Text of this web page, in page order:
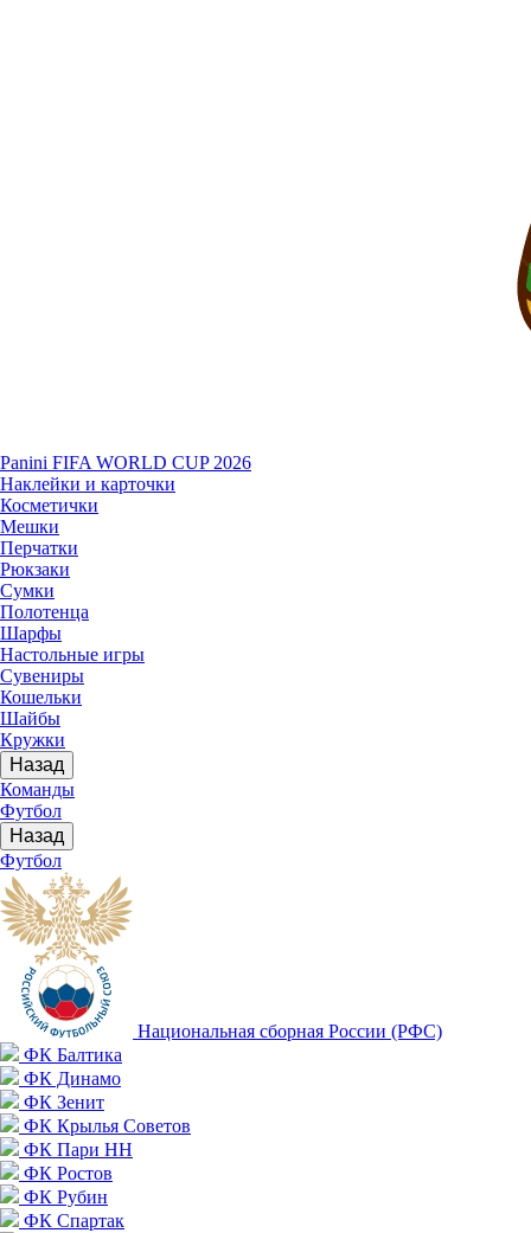
Panini FIFA WORLD CUP 2026
Наклейки и карточки
Косметички
Мешки
Перчатки
Рюкзаки
Сумки
Полотенца
Шарфы
Настольные игры
Сувениры
Кошельки
Шайбы
Кружки
Назад
Команды
Футбол
Назад
Футбол
Национальная сборная России (РФС)
ФК Балтика
ФК Динамо
ФК Зенит
ФК Крылья Советов
ФК Пари НН
ФК Ростов
ФК Рубин
ФК Спартак